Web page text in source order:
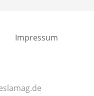
Impressum